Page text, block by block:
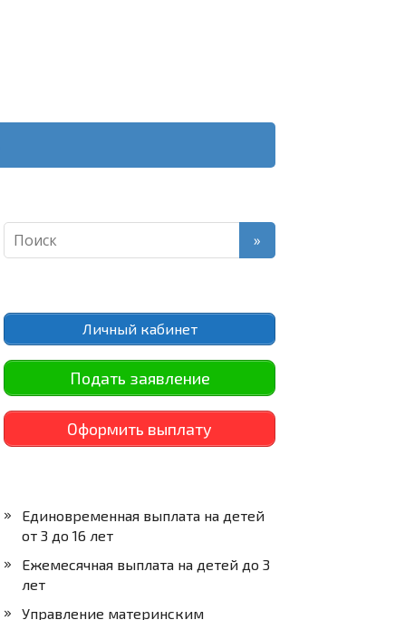
Личный кабинет
Подать заявление
Оформить выплату
Единовременная выплата на детей
от 3 до 16 лет
Ежемесячная выплата на детей до 3
лет
Управление материнским